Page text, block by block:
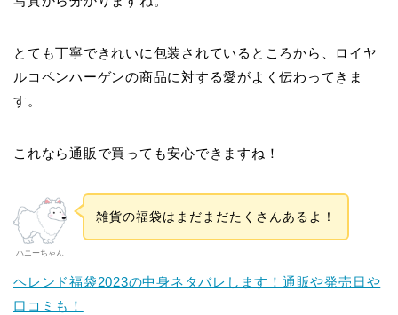
とても丁寧できれいに包装されているところから、ロイヤ
ルコペンハーゲンの商品に対する愛がよく伝わってきま
す。
これなら通販で買っても安心できますね！
ハニーちゃん
雑貨の福袋はまだまだたくさんあるよ！
ヘレンド福袋2023の中身ネタバレします！通販や発売日や
口コミも！